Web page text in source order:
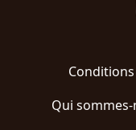
Qui sommes-